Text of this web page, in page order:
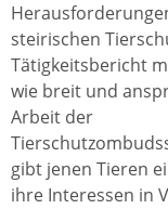
steirischen
Tätigkeitsbericht
wie breit und
Arbeit der
gibt jenen Tieren
ihre Interessen in